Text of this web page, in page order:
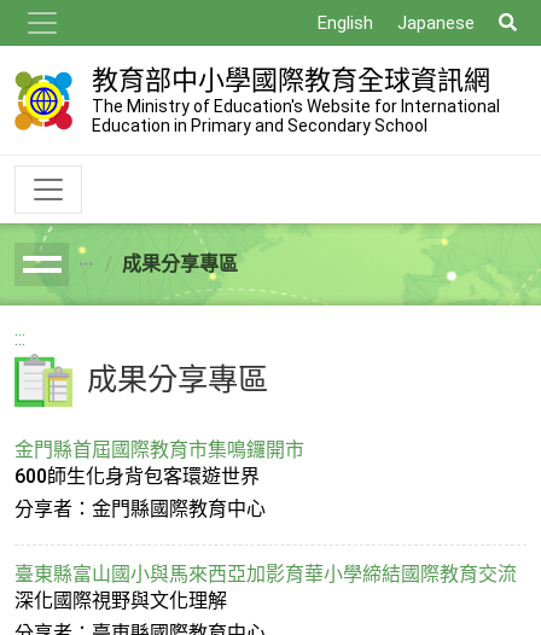
到
主
要
內
English Japanese
尋
教育部中小學國際教育全球資訊網
The Ministry of Education's Website for International
Education in Primary and Secondary School
breadcrumb成果分享專區
:::
成果分享專區
金門縣首屆國際教育市集鳴鑼開市
600師生化身背包客環遊世界
分享者：金門縣國際教育中心
臺東縣富山國小與馬來西亞加影育華小學締結國際教育交流
深化國際視野與文化理解